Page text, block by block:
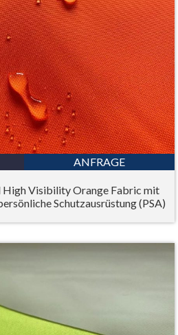
ANFRAGE
Visibility Orange Fabric mit
Schutzausrüstung (PSA)